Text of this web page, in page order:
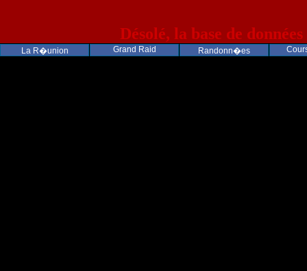
La R�union Grand Raid Randonn�es
Désolé, la base de